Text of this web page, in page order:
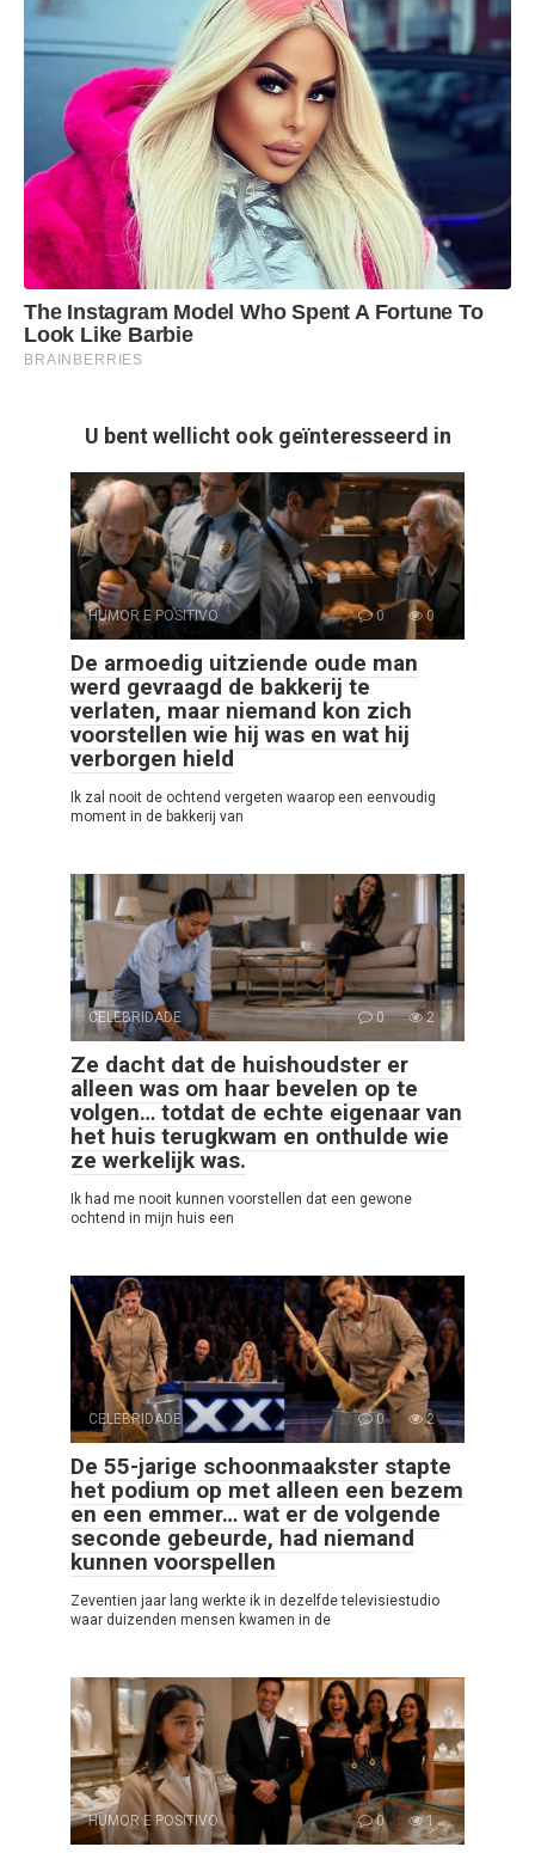
U bent wellicht ook geïnteresseerd in
HUMOR E POSITIVO 0 0
De armoedig uitziende oude man
werd gevraagd de bakkerij te
verlaten, maar niemand kon zich
voorstellen wie hij was en wat hij
verborgen hield
Ik zal nooit de ochtend vergeten waarop een eenvoudig
moment in de bakkerij van
CELEBRIDADE 0 2
Ze dacht dat de huishoudster er
alleen was om haar bevelen op te
volgen… totdat de echte eigenaar van
het huis terugkwam en onthulde wie
ze werkelijk was.
Ik had me nooit kunnen voorstellen dat een gewone
ochtend in mijn huis een
CELEBRIDADE 0 2
De 55-jarige schoonmaakster stapte
het podium op met alleen een bezem
en een emmer… wat er de volgende
seconde gebeurde, had niemand
kunnen voorspellen
Zeventien jaar lang werkte ik in dezelfde televisiestudio
waar duizenden mensen kwamen in de
HUMOR E POSITIVO 0 1